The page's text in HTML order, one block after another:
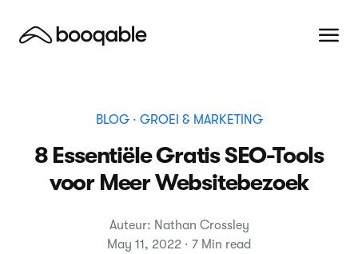
BLOG· GROEI & MARKETING
8 Essentiële Gratis SEO-Tools
voor Meer Websitebezoek
Auteur: Nathan Crossley
May 11, 2022 · 7 Min read